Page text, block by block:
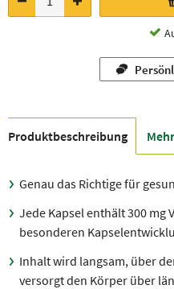
Produkt­beschreibung
Genau das Richtige für
Jede Kapsel enthält 300 mg
besonderen
Inhalt wird langsam, über
versorgt den Körper über